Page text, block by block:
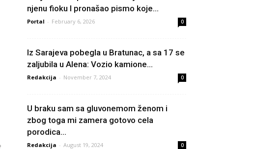
njenu fioku I pronašao pismo koje...
Portal - February 6, 2026 0
Iz Sarajeva pobegla u Bratunac, a sa 17 se
zaljubila u Alena: Vozio kamione...
Redakcija - November 7, 2024 0
U braku sam sa gluvonemom ženom i
zbog toga mi zamera gotovo cela
porodica...
Redakcija - August 19, 2024 0